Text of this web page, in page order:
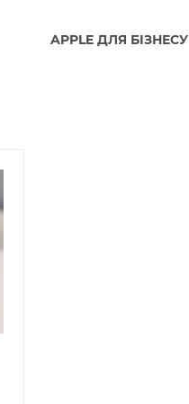
APPLE ДЛЯ БІЗНЕСУ